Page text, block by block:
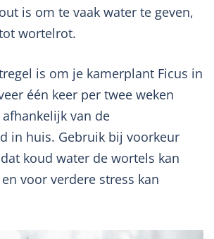
is om te vaak water te geven,
wortelrot.
is om je kamerplant Ficus in
één keer per twee weken
van de
in huis. Gebruik bij voorkeur
koud water de wortels kan
voor verdere stress kan